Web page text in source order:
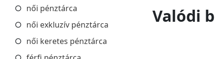
női pénztárca
női exkluzív pénztárca
női keretes pénztárca
Valódi